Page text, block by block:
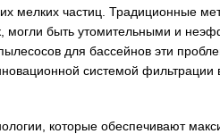
мелких частиц. Традиционные
могли быть утомительными и
для бассейнов эти
системой фильтрации
которые обеспечивают